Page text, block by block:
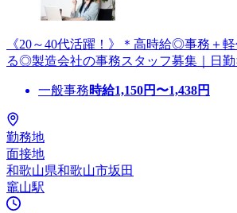
《20～40代活躍！》＊高時給◎事務＋
る◎製造会社の事務スタッフ募集｜日
一般事務時給1,150円〜1,438円
勤務地
面接地
和歌山県和歌山市坂田
竈山駅